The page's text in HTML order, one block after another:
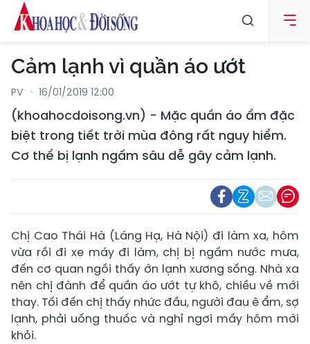
Cảm lạnh vì quần áo ướt
PV 16/01/2019 12:00
(khoahocdoisong.vn) - Mặc quần áo ẩm đặc
biệt trong tiết trời mùa đông rất nguy hiểm.
Cơ thể bị lạnh ngấm sâu dễ gây cảm lạnh.
Chị Cao Thái Hà (Láng Hạ, Hà Nội) đi làm xa, hôm
vừa rồi đi xe máy đi làm, chị bị ngấm nước mưa,
đến cơ quan ngồi thấy ớn lạnh xương sống. Nhà xa
nên chị đành để quần áo ướt tự khô, chiều về mới
thay. Tối đến chị thấy nhức đầu, người đau ê ẩm, sợ
lạnh, phải uống thuốc và nghỉ ngơi mấy hôm mới
khỏi.